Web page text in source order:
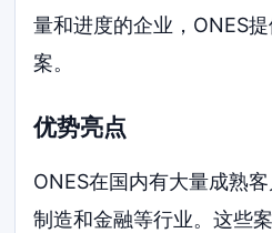
量和进度的企业，ONES
案。
优势亮点
ONES在国内有大量成熟客
制造和金融等行业。这些